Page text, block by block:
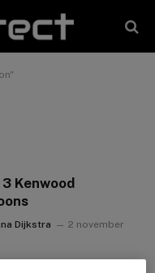
Kenwood
Dijkstra
2 november